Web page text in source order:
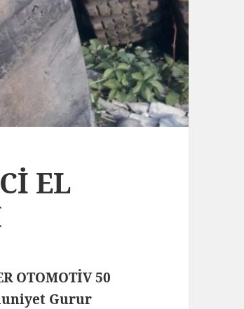
EL
OTOMOTİV 50
Gurur